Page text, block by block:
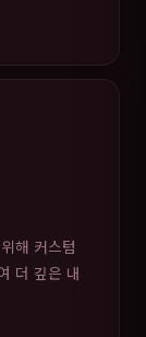
해 커스텀
더 깊은 내